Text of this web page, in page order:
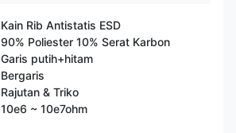
Kain Rib Antistatis ESD
90% Poliester 10% Serat Karbon
Garis putih+hitam
Bergaris
Rajutan & Triko
10e6 ~ 10e7ohm